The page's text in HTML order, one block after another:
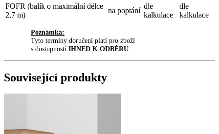
FOFR (balík o maximální délce
2,7 m)
na poptání
dle
kalkulace
dle
kalkulace
Poznámka:
Tyto termíny doručení platí pro zboží
s dostupností IHNED K ODBĚRU.
Související produkty